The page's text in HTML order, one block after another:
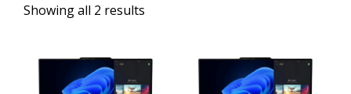
Showing all 2 results